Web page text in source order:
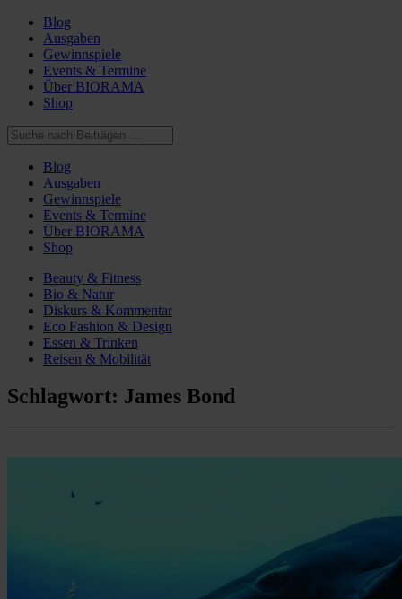
Blog
Ausgaben
Gewinnspiele
Events & Termine
Über BIORAMA
Shop
Blog
Ausgaben
Gewinnspiele
Events & Termine
Über BIORAMA
Shop
Beauty & Fitness
Bio & Natur
Diskurs & Kommentar
Eco Fashion & Design
Essen & Trinken
Reisen & Mobilität
Schlagwort: James Bond